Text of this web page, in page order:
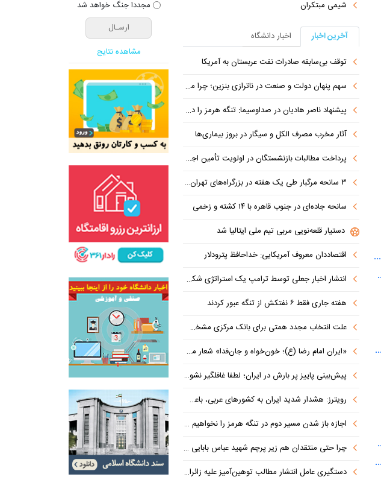
به نظر شما توافق با آمریکا به پایان مخاصمات می‌انجامد یا دوباره شاهد یک درگیری تمام عیار خواهیم بود؟
بنظر شما باتوجه به حوادث اخیر و شکست سنگین از ایران، چقدر احتمال فروپاشی رژیم صهیونیستی وجود دارد؟
عملکرد مسئولین از نظر خدماتی، امنیتی، حمل و نقل و ... را در اربعین حسینی امسال چگونه ارزیابی می‌کنید؟
کدام مورد را برای طرح در سخنرانی دیدار رمضانی نمایندگان اتحادیه‌های دانشجویی مناسب‌تر می‌دانید؟ (انتخاب چند گزینه ممکن است)
در حالی که شروع سال تحصیلی در ماه مهر است، آیا با برگزاری کنکور کارشناسی ارشد و دکتری در اسفند ماه موافق هستید؟
شیمی مبتکران
آخرین اخبار
اخبار دانشگاه
توقف بی‌سابقه صادرات نفت عربستان به آمریکا
سهم پنهان دولت و صنعت در ناترازی بنزین؛ چرا مردم مقصر اصلی نیستند؟
پیشنهاد ناصر هادیان در صداوسیما: تنگه هرمز را در ازای رفع تحریم معامله کنیم
آثار مخرب مصرف الکل و سیگار در بروز بیماری‌ها
پرداخت مطالبات بازنشستگان در اولویت تأمین اجتماعی؛ پیگیری برای تأمین منابع ادامه دارد
۳ سانحه مرگبار طی یک هفته در بزرگراه‌های تهران؛ هشدار دوباره به رانندگان و عابران
سانحه جاده‌ای در جنوب قاهره با ۱۴ کشته و زخمی
دستیار قلعه‌نویی مربی تیم ملی ایتالیا شد
اقتصاددان معروف آمریکایی: خداحافظ پترودلار
انتشار اخبار جعلی توسط ترامپ یک استراتژی شکست خورده است
هفته جاری فقط ۶ نفتکش از تنگه عبور کردند
علت انتخاب مجدد همتی برای بانک مرکزی مشخص شد: پزشکیان هنوز هم متوجه نشده است چرا همتی استیضاح شد!
«ایران امام رضا (ع)؛ خون‌خواه و جان‌فدا» شعار محوری دهه پایانی صفر شد
پیش‌بینی پاییز پر بارش در ایران؛ لطفا غافلگیر نشوید
رویترز: هشدار شدید ایران به کشورهای عربی، باعث توقف حمله آمریکا شد
اجازه باز شدن مسیر دوم در تنگه هرمز را نخواهیم داد
چرا حتی منتقدان هم زیر پرچم شهید عباس بابایی ایستادند؟
دستگیری عامل انتشار مطالب توهین‌آمیز علیه زائران اربعین در فضای مجازی
مجددا جنگ خواهد شد
مشاهده نتایج